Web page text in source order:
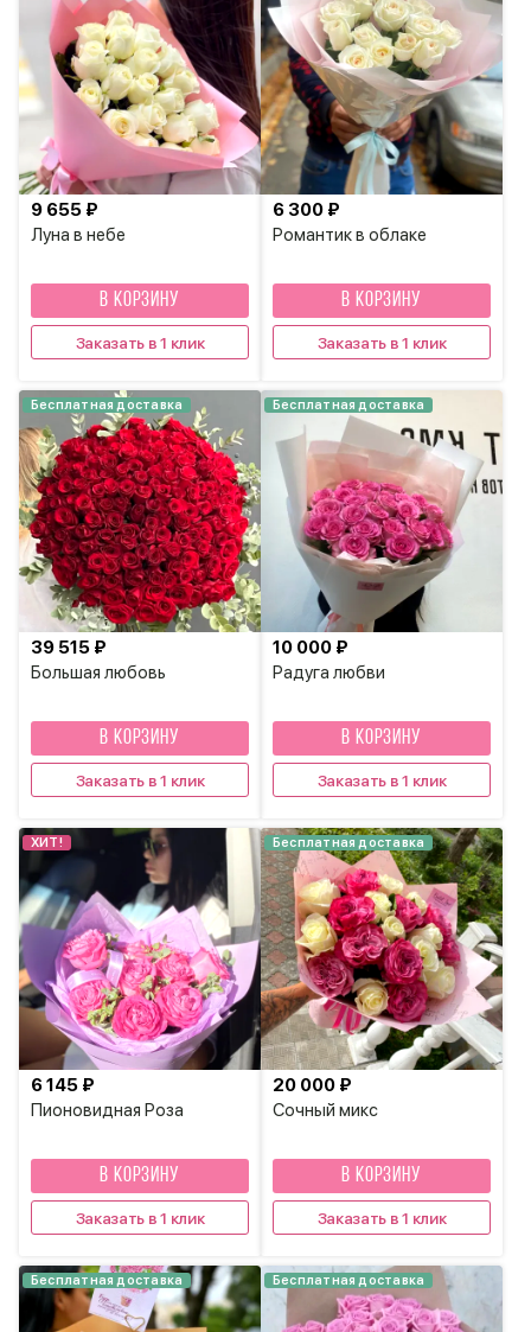
Луна в небе
9 655 ₽
В КОРЗИНУ
Заказать в 1 клик
Романтик в облаке
6 300 ₽
В КОРЗИНУ
Заказать в 1 клик
Бесплатная доставка
Большая любовь
39 515 ₽
В КОРЗИНУ
Заказать в 1 клик
Бесплатная доставка
Радуга любви
10 000 ₽
В КОРЗИНУ
Заказать в 1 клик
ХИТ!
Пионовидная Роза
6 145 ₽
В КОРЗИНУ
Заказать в 1 клик
Бесплатная доставка
Сочный микс
20 000 ₽
В КОРЗИНУ
Заказать в 1 клик
Бесплатная доставка Бесплатная доставка